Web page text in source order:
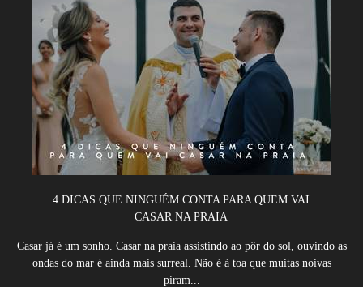
4 DICAS QUE NINGUÉM CONTA PARA QUEM VAI
CASAR NA PRAIA
Casar já é um sonho. Casar na praia assistindo ao pôr do sol, ouvindo as
ondas do mar é ainda mais surreal. Não é à toa que muitas noivas
piram...